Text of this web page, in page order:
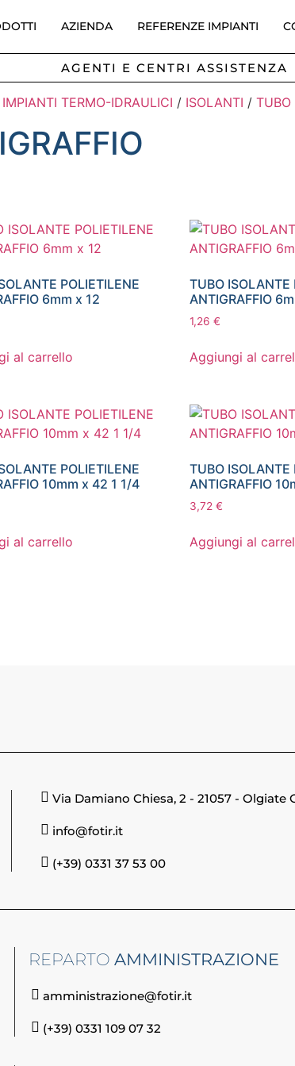
AZIENDA REFERENZE IMPIANTI
AGENTI E CENTRI ASSISTENZA
IMPIANTI TERMO-IDRAULICI / ISOLANTI / TUBO
POLIETILENE
6mm x 12
al carrello
TUBO ISOLANTE
ANTIGRAFFIO
1,26€
Aggiungi al
POLIETILENE
10mm x 42 1 1/4
al carrello
TUBO ISOLANTE
ANTIGRAFFIO
3,72€
Aggiungi al
Via Damiano Chiesa, 2 - 21057 - Olgiate
info@fotir.it
(+39) 0331 37 53 00
REPARTO AMMINISTRAZIONE
amministrazione@fotir.it
(+39) 0331 109 07 32